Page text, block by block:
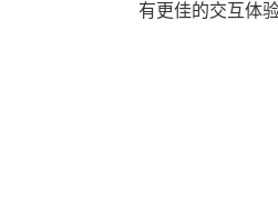
有更佳的交互体